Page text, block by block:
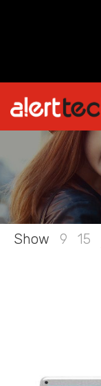
Show 9 15